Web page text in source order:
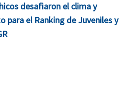
desafiaron el clima y
para el Ranking de Juveniles y